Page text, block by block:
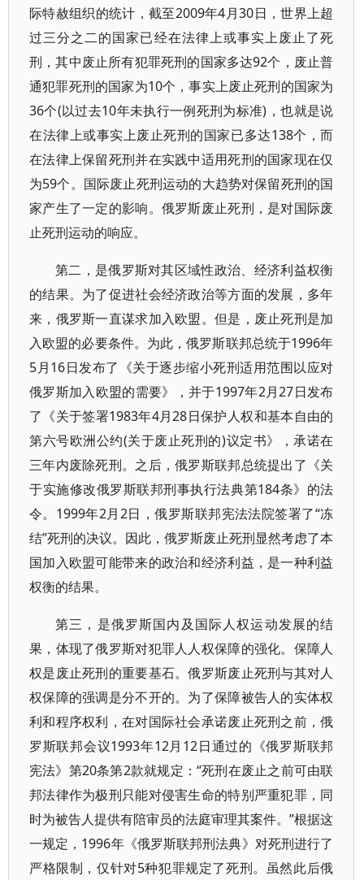
际特赦组织的统计，截至2009年4月30日，世界上超
过三分之二的国家已经在法律上或事实上废止了死
刑，其中废止所有犯罪死刑的国家多达92个，废止普
通犯罪死刑的国家为10个，事实上废止死刑的国家为
36个(以过去10年未执行一例死刑为标准)，也就是说
在法律上或事实上废止死刑的国家已多达138个，而
在法律上保留死刑并在实践中适用死刑的国家现在仅
为59个。国际废止死刑运动的大趋势对保留死刑的国
家产生了一定的影响。俄罗斯废止死刑，是对国际废
止死刑运动的响应。
第二，是俄罗斯对其区域性政治、经济利益权衡
的结果。为了促进社会经济政治等方面的发展，多年
来，俄罗斯一直谋求加入欧盟。但是，废止死刑是加
入欧盟的必要条件。为此，俄罗斯联邦总统于1996年
5月16日发布了《关于逐步缩小死刑适用范围以应对
俄罗斯加入欧盟的需要》，并于1997年2月27日发布
了《关于签署1983年4月28日保护人权和基本自由的
第六号欧洲公约(关于废止死刑的)议定书》，承诺在
三年内废除死刑。之后，俄罗斯联邦总统提出了《关
于实施修改俄罗斯联邦刑事执行法典第184条》的法
令。1999年2月2日，俄罗斯联邦宪法法院签署了“冻
结”死刑的决议。因此，俄罗斯废止死刑显然考虑了本
国加入欧盟可能带来的政治和经济利益，是一种利益
权衡的结果。
第三，是俄罗斯国内及国际人权运动发展的结
果，体现了俄罗斯对犯罪人人权保障的强化。保障人
权是废止死刑的重要基石。俄罗斯废止死刑与其对人
权保障的强调是分不开的。为了保障被告人的实体权
利和程序权利，在对国际社会承诺废止死刑之前，俄
罗斯联邦会议1993年12月12日通过的《俄罗斯联邦
宪法》第20条第2款就规定：“死刑在废止之前可由联
邦法律作为极刑只能对侵害生命的特别严重犯罪，同
时为被告人提供有陪审员的法庭审理其案件。”根据这
一规定，1996年《俄罗斯联邦刑法典》对死刑进行了
严格限制，仅针对5种犯罪规定了死刑。虽然此后俄